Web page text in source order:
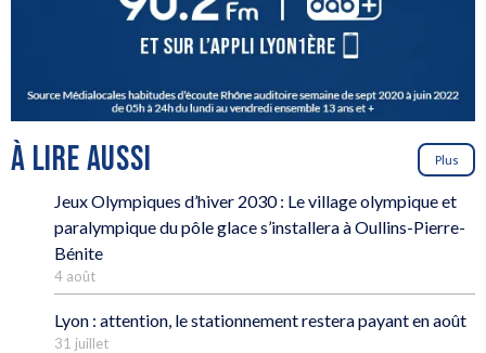
À LIRE AUSSI Plus
Jeux Olympiques d’hiver 2030 : Le village olympique et
paralympique du pôle glace s’installera à Oullins-Pierre-
Bénite
4 août
Lyon : attention, le stationnement restera payant en août
31 juillet